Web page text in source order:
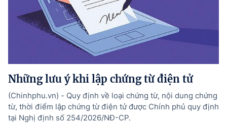
Những lưu ý khi lập chứng từ điện tử
(Chinhphu.vn) - Quy định về loại chứng từ, nội dung chứng
từ, thời điểm lập chứng từ điện tử được Chính phủ quy định
tại Nghị định số 254/2026/NĐ-CP.